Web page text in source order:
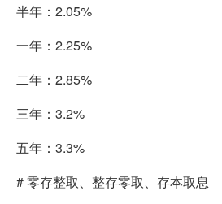
半年：2.05%
一年：2.25%
二年：2.85%
三年：3.2%
五年：3.3%
# 零存整取、整存零取、存本取息